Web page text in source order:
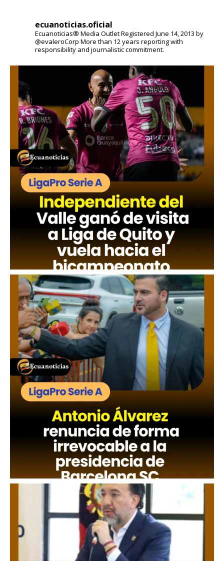
ecuanoticias.oficial
Ecuanoticias® Media OutletRegistered June 14, 2013 by
@evaleroCorp More than 12 years reporting with
responsibility and journalistic commitment.